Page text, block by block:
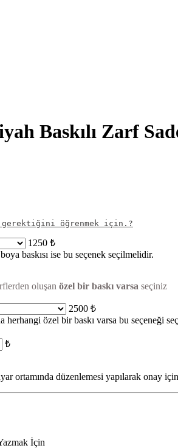
Baskılı Zarf
gerektiğini öğrenmek için.?
1250 ₺
baskısı ise bu seçenek seçilmelidir.
oluşan özel bir baskı varsa seçiniz
2500 ₺
herhangi özel bir baskı varsa bu seçeneği
₺
ortamında düzenlemesi yapılarak onay
İçin